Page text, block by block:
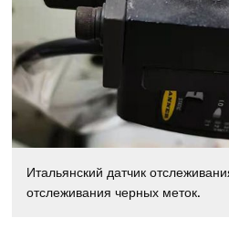
Итальянский датчик
отслеживания черных меток.